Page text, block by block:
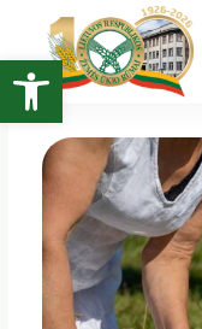
Open toolbar
turinio